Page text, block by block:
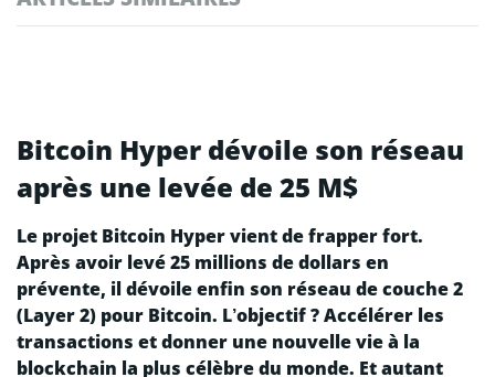
Bitcoin Hyper dévoile son réseau
après une levée de 25 M$
Le projet Bitcoin Hyper vient de frapper fort.
Après avoir levé 25 millions de dollars en
prévente, il dévoile enfin son réseau de couche 2
(Layer 2) pour Bitcoin. L’objectif ? Accélérer les
transactions et donner une nouvelle vie à la
blockchain la plus célèbre du monde. Et autant